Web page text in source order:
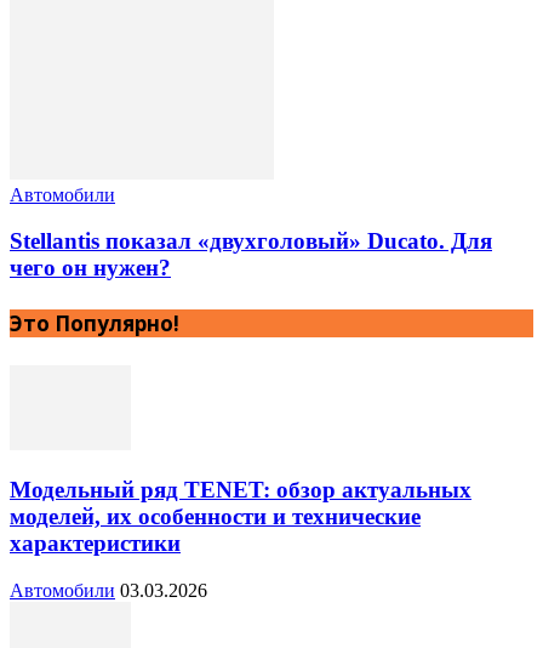
Автомобили
Stellantis показал «двухголовый» Ducato. Для
чего он нужен?
Это Популярно!
Модельный ряд TENET: обзор актуальных
моделей, их особенности и технические
характеристики
Автомобили 03.03.2026